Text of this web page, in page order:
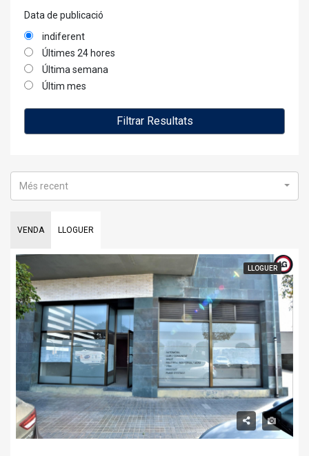
Data de publicació
indiferent
Últimes 24 hores
Última semana
Últim mes
Filtrar Resultats
VENDA LLOGUER
Més recent
LLOGUER